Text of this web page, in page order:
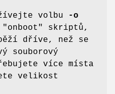
volbu
-o
"onboot" skriptů,
dříve, než se
souborový
více místa
velikost